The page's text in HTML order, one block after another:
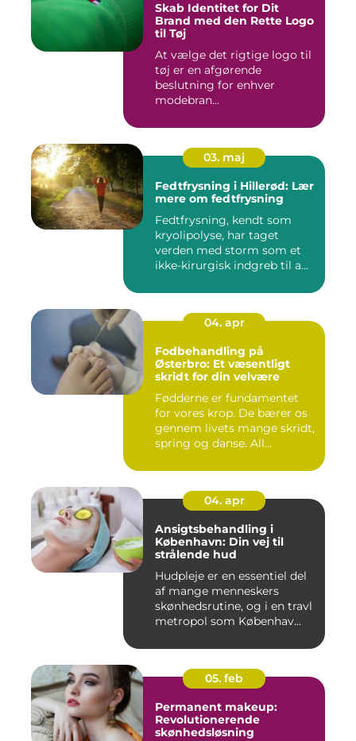
Skab Identitet for Dit
Brand med den Rette Logo
til Tøj
At vælge det rigtige logo til
tøj er en afgørende
beslutning for enhver
modebran...
03. maj
Fedtfrysning i Hillerød: Lær
mere om fedtfrysning
Fedtfrysning, kendt som
kryolipolyse, har taget
verden med storm som et
ikke-kirurgisk indgreb til a...
04. apr
Fodbehandling på
Østerbro: Et væsentligt
skridt for din velvære
Fødderne er fundamentet
for vores krop. De bærer os
gennem livets mange skridt,
spring og danse. All...
04. apr
Ansigtsbehandling i
København: Din vej til
strålende hud
Hudpleje er en essentiel del
af mange menneskers
skønhedsrutine, og i en travl
metropol som Københav...
05. feb
Permanent makeup:
Revolutionerende
skønhedsløsning